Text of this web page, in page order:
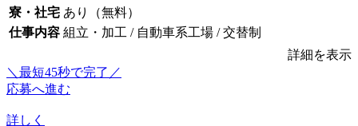
寮・社宅 あり（無料）
仕事内容 組立・加工 / 自動車系工場 / 交替制
詳細を表示
＼最短45秒で完了／
応募へ進む
詳しく